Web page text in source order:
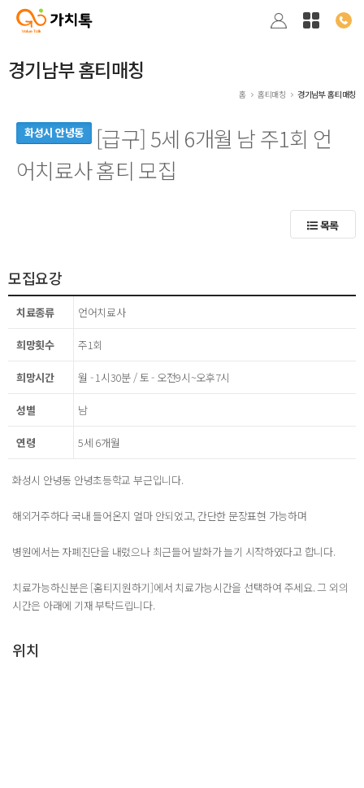
경기남부 홈티매칭
홈 홈티매칭 경기남부 홈티매칭
화성시 안녕동
[급구] 5세 6개월 남 주1회 언
어치료사 홈티 모집
목록
모집요강
치료종류 언어치료사
희망횟수 주1회
희망시간 월 - 1시30분 / 토 - 오전9시~오후7시
성별 남
연령 5세 6개월
화성시 안녕동 안녕초등학교 부근입니다.
해외거주하다 국내 들어온지 얼마 안되었고, 간단한 문장표현 가능하며
병원에서는 자폐진단을 내렸으나 최근들어 발화가 늘기 시작하였다고 합니다.
치료가능하신분은 [홈티지원하기]에서 치료가능시간을 선택하여 주세요. 그 외의
시간은 아래에 기재 부탁드립니다.
위치